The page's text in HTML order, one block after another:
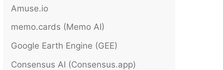
Amuse.io
memo.cards (Memo AI)
Google Earth Engine (GEE)
Consensus AI (Consensus.app)